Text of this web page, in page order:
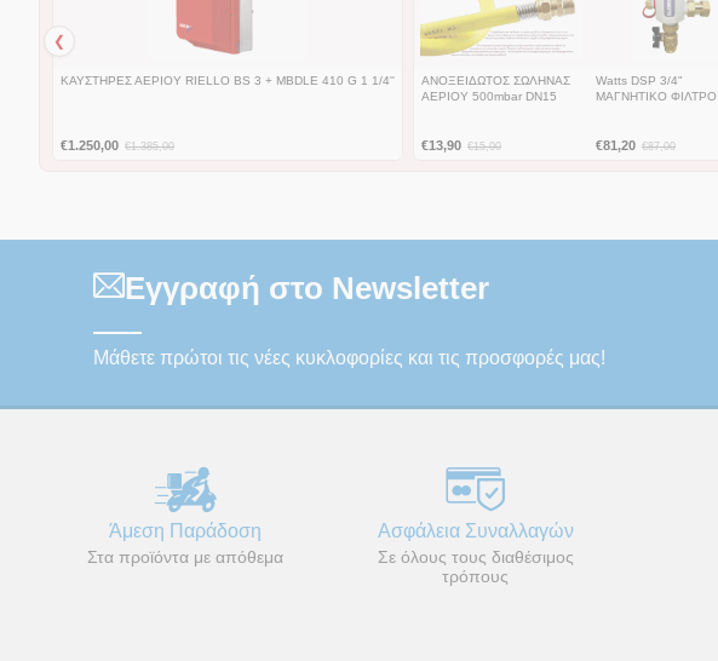
❮
ΚΑΥΣΤΗΡΕΣ ΑΕΡΙΟΥ RIELLO BS 3 + MBDLE 410 G 1 1/4''
€1.250,00 €1.385,00
ΑΝΟΞΕΙΔΩΤΟΣ ΣΩΛΗΝΑΣ
ΑΕΡΙΟΥ 500mbar DN15
€13,90 €15,00
Watts DSP 3/4"
ΜΑΓΝΗΤΙΚΟ ΦΙΛΤΡΟ
€81,20 €87,00
Εγγραφή στο Newsletter
Μάθετε πρώτοι τις νέες κυκλοφορίες και τις προσφορές μας!
Άμεση Παράδοση
Στα προϊόντα με απόθεμα
Ασφάλεια Συναλλαγών
Σε όλους τους διαθέσιμος
τρόπους